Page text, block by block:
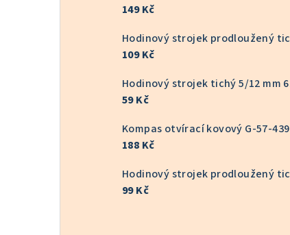
149 Kč
109 Kč
59 Kč
Kompas otvírací kovový G-57-439
188 Kč
99 Kč